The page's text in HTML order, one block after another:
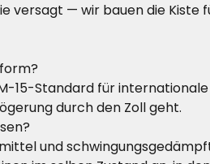
versagt — wir bauen die Kiste
15-Standard für
durch den Zoll geht.
und